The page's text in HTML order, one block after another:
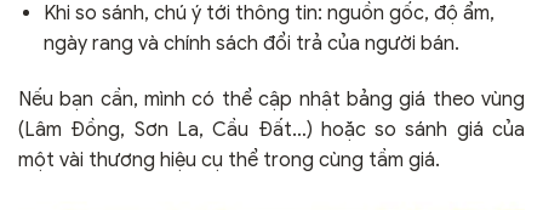
Khi so sánh, chú ý tới thông tin: nguồn gốc, độ ẩm,
ngày rang và chính sách đổi trả của người bán.
Nếu bạn cần, mình có thể cập nhật bảng giá theo vùng
(Lâm Đồng, Sơn La, Cầu Đất…) hoặc so sánh giá của
một vài thương hiệu cụ thể trong cùng tầm giá.